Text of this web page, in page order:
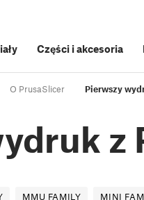
Części i akcesoria
O PrusaSlicer Pierwszy
z
MMU FAMILY MINI